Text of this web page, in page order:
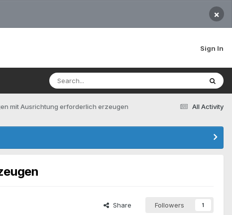
×
Sign In
All Activity
mit Ausrichtung erforderlich erzeugen
Share Followers 1